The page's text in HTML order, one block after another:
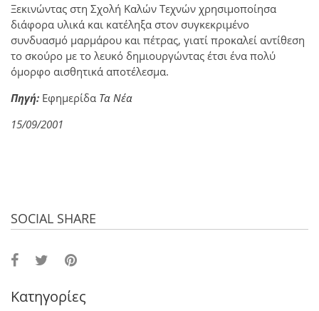
Ξεκινώντας στη Σχολή Καλών Τεχνών χρησιμοποίησα
διάφορα υλικά και κατέληξα στον συγκεκριμένο
συνδυασμό μαρμάρου και πέτρας, γιατί προκαλεί αντίθεση
το σκούρο με το λευκό δημιουργώντας έτσι ένα πολύ
όμορφο αισθητικά αποτέλεσμα.
Πηγή: Εφημερίδα Τα Νέα
15/09/2001
SOCIAL SHARE
Κατηγορίες